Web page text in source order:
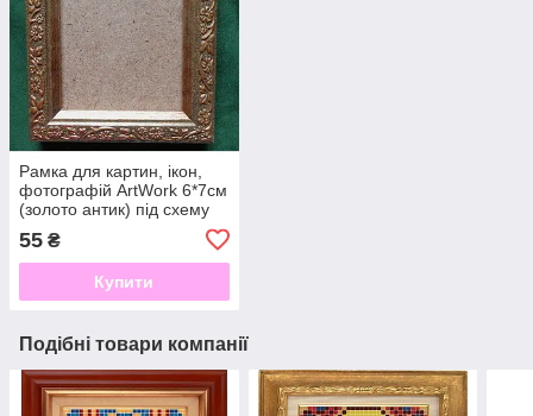
Рамка для картин, ікон,
фотографій ArtWork 6*7см
(золото антик) під схему
вишивки бісером, нитками
55 ₴
Купити
Подібні товари компанії